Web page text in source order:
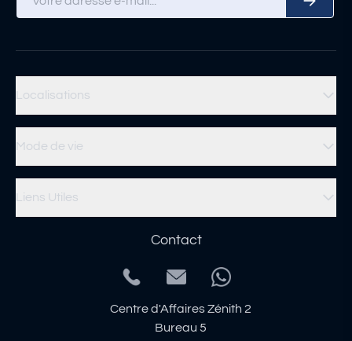
Localisations
Mode de vie
Liens Utiles
Contact
Centre d'Affaires Zénith 2
Bureau 5